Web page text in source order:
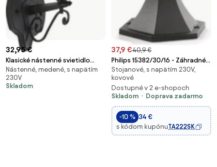
32,95 €
Klasické nástenné svietidlo
čierne s meďou IP44 - Havana
Nástenné, medené, s napätím
230V
Skladom
37,9 €40,9 €
Philips 15382/30/16 - Záhradné
svietidlo MYGARDEN CREEK
1xE27/60W/230V
Stojanové, s napätím 230V,
kovové
Dostupné v 2 e-shopoch
Skladom
Doprava zadarmo
-10 % 34 €
s kódom kupónuTA222SK